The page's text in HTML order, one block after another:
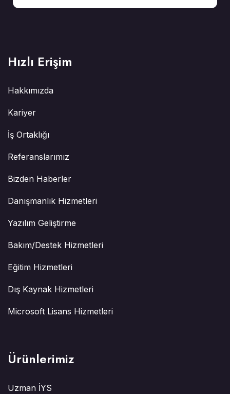
Hızlı Erişim
Hakkımızda
Kariyer
İş Ortaklığı
Referanslarımız
Bizden Haberler
Danışmanlık Hizmetleri
Yazılım Geliştirme
Bakım/Destek Hizmetleri
Eğitim Hizmetleri
Dış Kaynak Hizmetleri
Microsoft Lisans Hizmetleri
Ürünlerimiz
Uzman İYS